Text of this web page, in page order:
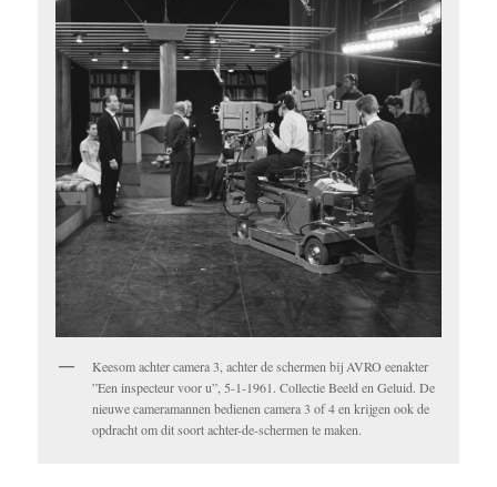
Keesom achter camera 3, achter de schermen bij AVRO eenakter
”Een inspecteur voor u”, 5-1-1961. Collectie Beeld en Geluid. De
nieuwe cameramannen bedienen camera 3 of 4 en krijgen ook de
opdracht om dit soort achter-de-schermen te maken.